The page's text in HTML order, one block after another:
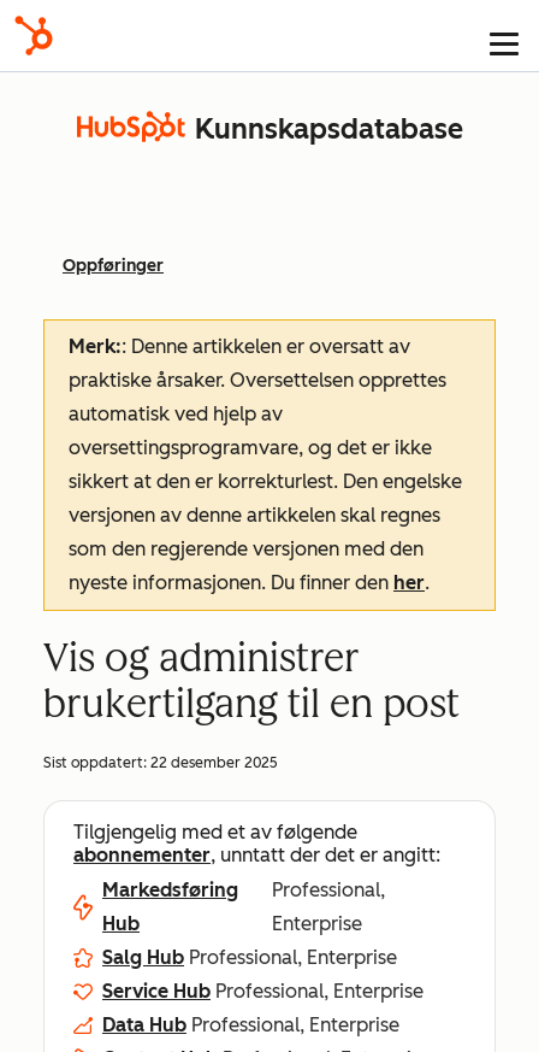
Kunnskapsdatabase
Oppføringer
Merk:: Denne artikkelen er oversatt av
praktiske årsaker. Oversettelsen opprettes
automatisk ved hjelp av
oversettingsprogramvare, og det er ikke
sikkert at den er korrekturlest. Den engelske
versjonen av denne artikkelen skal regnes
som den regjerende versjonen med den
nyeste informasjonen. Du finner den her.
Vis og administrer
brukertilgang til en post
Sist oppdatert: 22 desember 2025
Tilgjengelig med et av følgende
abonnementer, unntatt der det er angitt:
Markedsføring
Hub
Professional,
Enterprise
Salg Hub Professional, Enterprise
Service Hub Professional, Enterprise
Data Hub Professional, Enterprise